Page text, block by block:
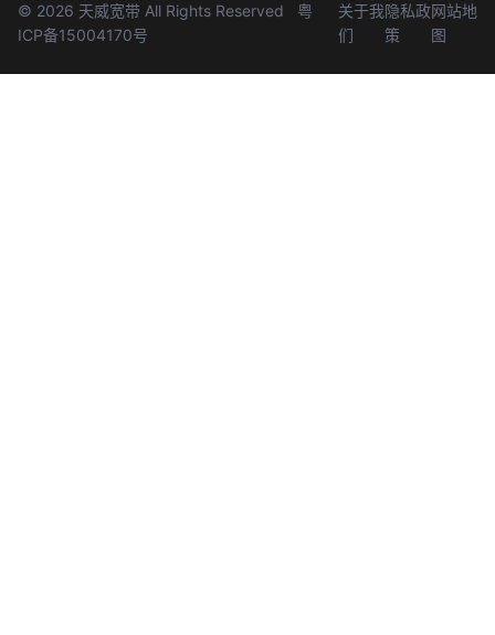
© 2026 天威宽带 All Rights Reserved 粤
ICP备15004170号
关于我
们
隐私政
策
网站地
图